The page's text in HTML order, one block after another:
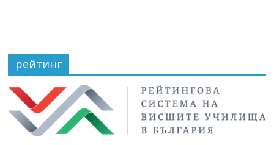
рейтинг